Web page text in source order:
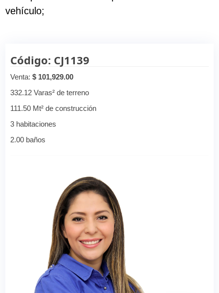
vehículo;
Código: CJ1139
Venta:$ 101,929.00
332.12 Varas² de terreno
111.50 Mt² de construcción
3 habitaciones
2.00 baños